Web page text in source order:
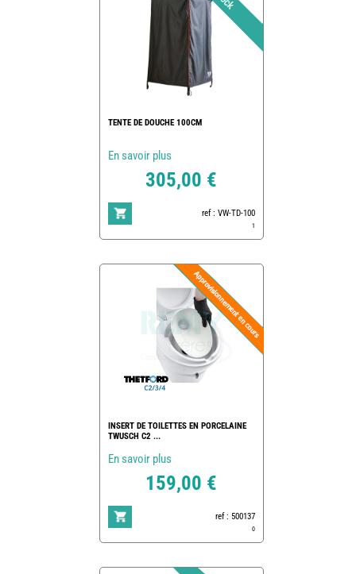
TENTE DE DOUCHE 100CM
En savoir plus
305,00 €
ref : VW-TD-100
1
INSERT DE TOILETTES EN PORCELAINE
TWUSCH C2 ...
En savoir plus
159,00 €
ref : 500137
0